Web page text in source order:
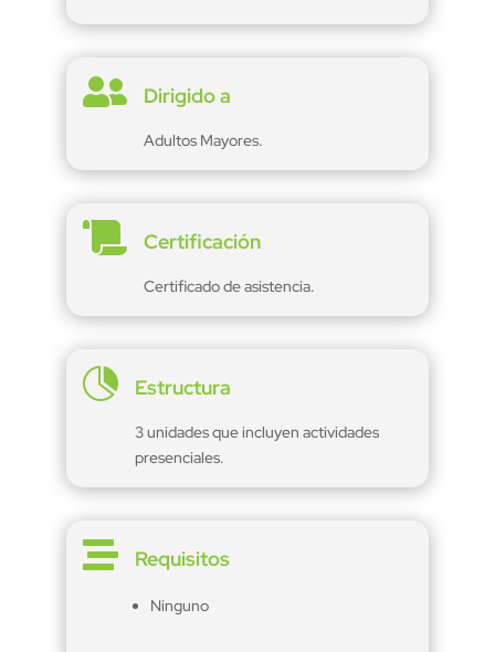
 Dirigido a
Adultos Mayores.
 Certificación
Certificado de asistencia.
 Estructura
3 unidades que incluyen actividades
presenciales.
 Requisitos
Ninguno